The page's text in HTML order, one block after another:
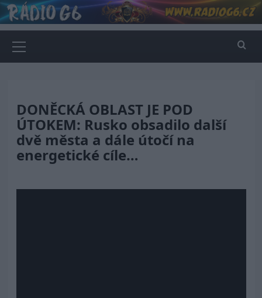
Skip
to
content
Menu
DONĚCKÁ OBLAST JE POD
ÚTOKEM: Rusko obsadilo další
dvě města a dále útočí na
energetické cíle…